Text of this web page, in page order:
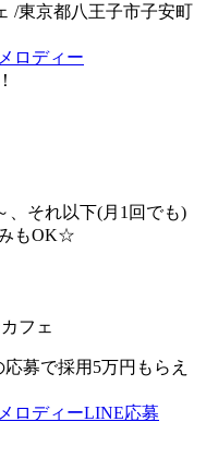
/東京都八王子市子安町
それ以下(月1回でも)
もOK☆
フェ